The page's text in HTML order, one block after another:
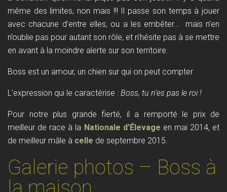
même des limites, non mais !!! Il passe son temps à jouer
avec chacune d’entre elles, ou a les embêter… mais n’en
n’oublie pas pour autant son rôle, et n’hésite pas à se mettre
en avant à la moindre alerte sur son territoire.
Boss est un amour, un chien sur qui on peut compter.
L’expression qui le caractérise : Boss, tu n’es pas le roi !
Pour notre plus grande fierté, il a remporté le prix de
meilleur de race à la Nationale d’Élevage en mai 2014, et
de meilleur mâle à celle de septembre 2015.
Galerie photos – Boss à